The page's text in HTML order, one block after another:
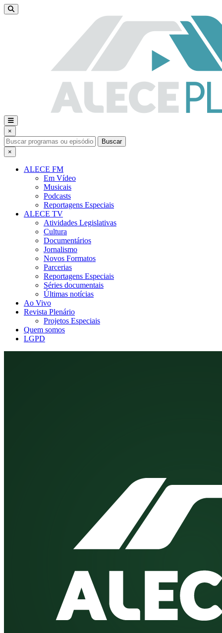
×
Buscar
×
ALECE FM
Em Vídeo
Musicais
Podcasts
Reportagens Especiais
ALECE TV
Atividades Legislativas
Cultura
Documentários
Jornalismo
Novos Formatos
Parcerias
Reportagens Especiais
Séries documentais
Últimas notícias
Ao Vivo
Revista Plenário
Projetos Especiais
Quem somos
LGPD